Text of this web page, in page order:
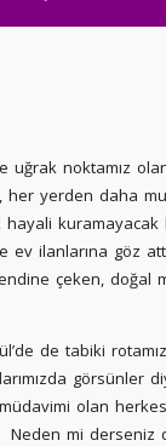
uğrak noktamız
her yerden daha
hayali
ev ilanlarına göz
çeken, doğal
de tabiki
görsünler
olan
Neden mi derseniz